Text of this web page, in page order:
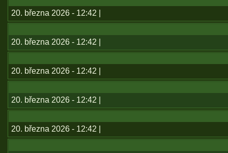
20. března 2026 - 12:42 |
20. března 2026 - 12:42 |
20. března 2026 - 12:42 |
20. března 2026 - 12:42 |
20. března 2026 - 12:42 |